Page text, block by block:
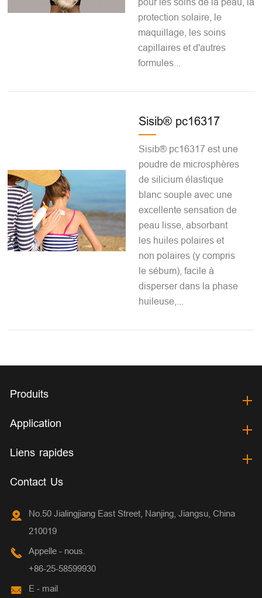
protection solaire, le
maquillage, les soins
capillaires et d'autres
formules...
Sisib® pc16317
Sisib® pc16317 est une
poudre de microsphères
de silicium élastique
blanc souple avec une
excellente sensation de
peau lisse, absorbant
les huiles polaires et
non polaires (y compris
le sébum), facile à
disperser dans la phase
huileuse,...
Produits
Application
Liens rapides
Contact Us
No.50 Jialingjiang East Street, Nanjing, Jiangsu, China
210019
Appelle - nous.
+86-25-58599930
E - mail